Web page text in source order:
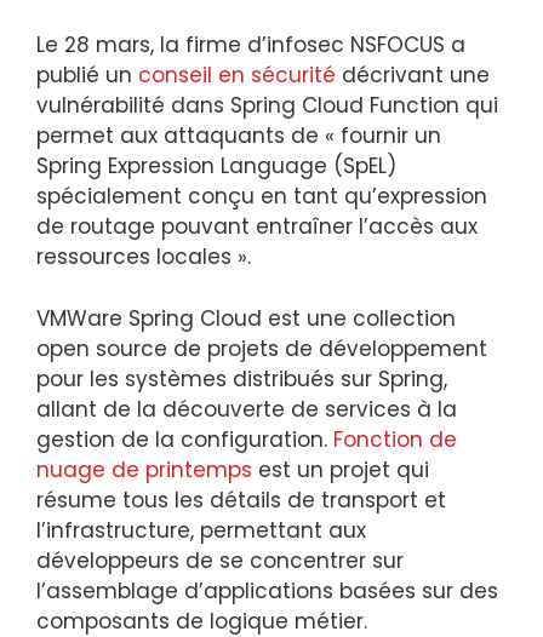
Le 28 mars, la firme d’infosec NSFOCUS a
publié un conseil en sécurité décrivant une
vulnérabilité dans Spring Cloud Function qui
permet aux attaquants de « fournir un
Spring Expression Language (SpEL)
spécialement conçu en tant qu’expression
de routage pouvant entraîner l’accès aux
ressources locales ».
VMWare Spring Cloud est une collection
open source de projets de développement
pour les systèmes distribués sur Spring,
allant de la découverte de services à la
gestion de la configuration. Fonction de
nuage de printemps est un projet qui
résume tous les détails de transport et
l’infrastructure, permettant aux
développeurs de se concentrer sur
l’assemblage d’applications basées sur des
composants de logique métier.